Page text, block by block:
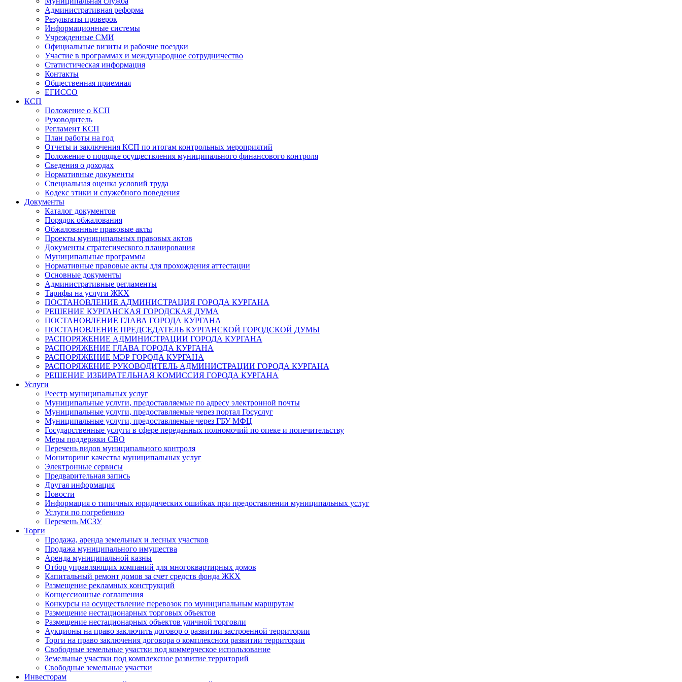
Административная реформа
Результаты проверок
Информационные системы
Учрежденные СМИ
Официальные визиты и рабочие поездки
Участие в программах и международное сотрудничество
Статистическая информация
Контакты
Общественная приемная
ЕГИССО
КСП
Положение о КСП
Руководитель
Регламент КСП
План работы на год
Отчеты и заключения КСП по итогам контрольных мероприятий
Положение о порядке осуществления муниципального финансового контроля
Сведения о доходах
Нормативные документы
Специальная оценка условий труда
Кодекс этики и служебного поведения
Документы
Каталог документов
Порядок обжалования
Обжалованные правовые акты
Проекты муниципальных правовых актов
Документы стратегического планирования
Муниципальные программы
Нормативные правовые акты для прохождения аттестации
Основные документы
Административные регламенты
Тарифы на услуги ЖКХ
ПОСТАНОВЛЕНИЕ АДМИНИСТРАЦИЯ ГОРОДА КУРГАНА
РЕШЕНИЕ КУРГАНСКАЯ ГОРОДСКАЯ ДУМА
ПОСТАНОВЛЕНИЕ ГЛАВА ГОРОДА КУРГАНА
ПОСТАНОВЛЕНИЕ ПРЕДСЕДАТЕЛЬ КУРГАНСКОЙ ГОРОДСКОЙ ДУМЫ
РАСПОРЯЖЕНИЕ АДМИНИСТРАЦИИ ГОРОДА КУРГАНА
РАСПОРЯЖЕНИЕ ГЛАВА ГОРОДА КУРГАНА
РАСПОРЯЖЕНИЕ МЭР ГОРОДА КУРГАНА
РАСПОРЯЖЕНИЕ РУКОВОДИТЕЛЬ АДМИНИСТРАЦИИ ГОРОДА КУРГАНА
РЕШЕНИЕ ИЗБИРАТЕЛЬНАЯ КОМИССИЯ ГОРОДА КУРГАНА
Услуги
Реестр муниципальных услуг
Муниципальные услуги, предоставляемые по адресу электронной почты
Муниципальные услуги, предоставляемые через портал Госуслуг
Муниципальные услуги, предоставляемые через ГБУ МФЦ
Государственные услуги в сфере переданных полномочий по опеке и попечительству
Меры поддержки СВО
Перечень видов муниципального контроля
Мониторинг качества муниципальных услуг
Электронные сервисы
Предварительная запись
Другая информация
Новости
Информация о типичных юридических ошибках при предоставлении муниципальных услуг
Услуги по погребению
Перечень МСЗУ
Торги
Продажа, аренда земельных и лесных участков
Продажа муниципального имущества
Аренда муниципальной казны
Отбор управляющих компаний для многоквартирных домов
Капитальный ремонт домов за счет средств фонда ЖКХ
Размещение рекламных конструкций
Концессионные соглашения
Конкурсы на осуществление перевозок по муниципальным маршрутам
Размещение нестационарных торговых объектов
Размещение нестационарных объектов уличной торговли
Аукционы на право заключить договор о развитии застроенной территории
Торги на право заключения договора о комплексном развитии территории
Свободные земельные участки под коммерческое использование
Земельные участки под комплексное развитие территорий
Свободные земельные участки
Инвесторам